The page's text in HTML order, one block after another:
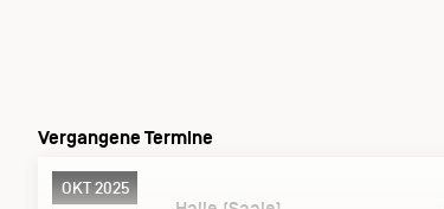
Vergangene Termine
OKT 2025